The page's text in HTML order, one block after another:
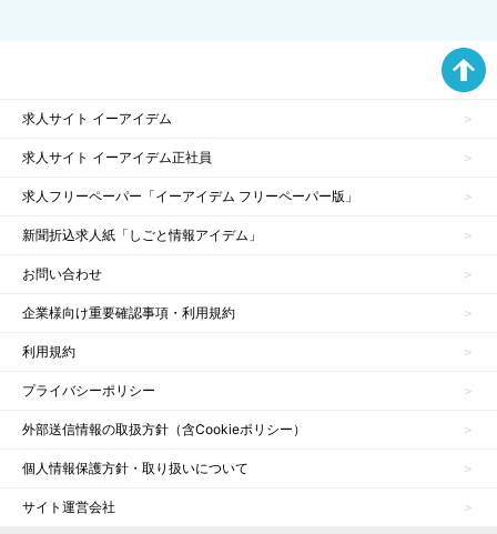
求人サイト イーアイデム
求人サイト イーアイデム正社員
求人フリーペーパー「イーアイデム フリーペーパー版」
新聞折込求人紙「しごと情報アイデム」
お問い合わせ
企業様向け重要確認事項・利用規約
利用規約
プライバシーポリシー
外部送信情報の取扱方針（含Cookieポリシー）
個人情報保護方針・取り扱いについて
サイト運営会社